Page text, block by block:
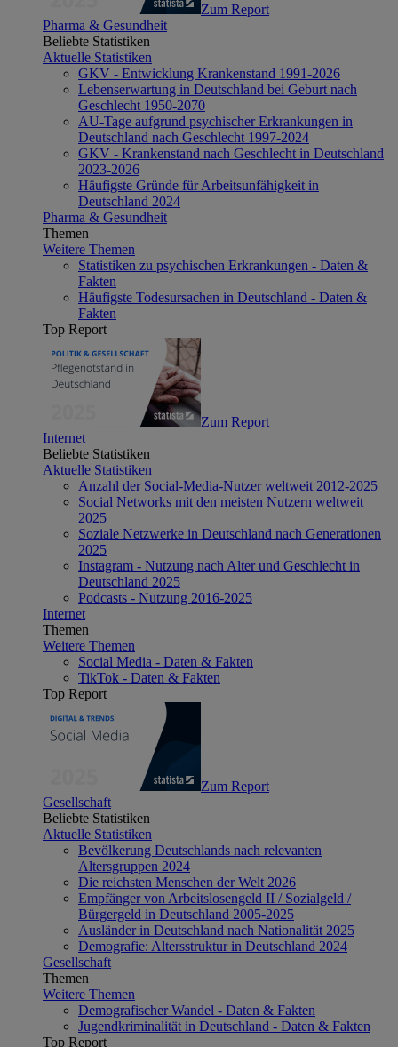
Zum Report
Pharma & Gesundheit
Beliebte Statistiken
Aktuelle Statistiken
GKV - Entwicklung Krankenstand 1991-2026
Lebenserwartung in Deutschland bei Geburt nach
Geschlecht 1950-2070
AU-Tage aufgrund psychischer Erkrankungen in
Deutschland nach Geschlecht 1997-2024
GKV - Krankenstand nach Geschlecht in Deutschland
2023-2026
Häufigste Gründe für Arbeitsunfähigkeit in
Deutschland 2024
Pharma & Gesundheit
Themen
Weitere Themen
Statistiken zu psychischen Erkrankungen - Daten &
Fakten
Häufigste Todesursachen in Deutschland - Daten &
Fakten
Top Report
Zum Report
Internet
Beliebte Statistiken
Aktuelle Statistiken
Anzahl der Social-Media-Nutzer weltweit 2012-2025
Social Networks mit den meisten Nutzern weltweit
2025
Soziale Netzwerke in Deutschland nach Generationen
2025
Instagram - Nutzung nach Alter und Geschlecht in
Deutschland 2025
Podcasts - Nutzung 2016-2025
Internet
Themen
Weitere Themen
Social Media - Daten & Fakten
TikTok - Daten & Fakten
Top Report
Zum Report
Gesellschaft
Beliebte Statistiken
Aktuelle Statistiken
Bevölkerung Deutschlands nach relevanten
Altersgruppen 2024
Die reichsten Menschen der Welt 2026
Empfänger von Arbeitslosengeld II / Sozialgeld /
Bürgergeld in Deutschland 2005-2025
Ausländer in Deutschland nach Nationalität 2025
Demografie: Altersstruktur in Deutschland 2024
Gesellschaft
Themen
Weitere Themen
Demografischer Wandel - Daten & Fakten
Jugendkriminalität in Deutschland - Daten & Fakten
Top Report